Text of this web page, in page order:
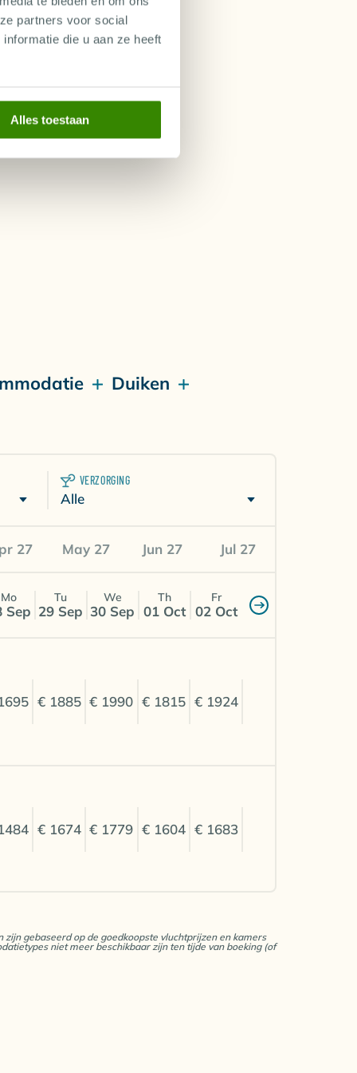
partners voor social
die u aan ze heeft
Alles toestaan
Duiken
VERZORGING
Alle
27 May 27 Jun 27 Jul 27
Mo
Sep
Tu
29 Sep
We
30 Sep
Th
01 Oct
Fr
02 Oct
€ 1885 € 1990 € 1815 € 1924
€ 1674 € 1779 € 1604 € 1683
€ 1483
gebaseerd op de goedkoopste vluchtprijzen en kamers
niet meer beschikbaar zijn ten tijde van boeking (of